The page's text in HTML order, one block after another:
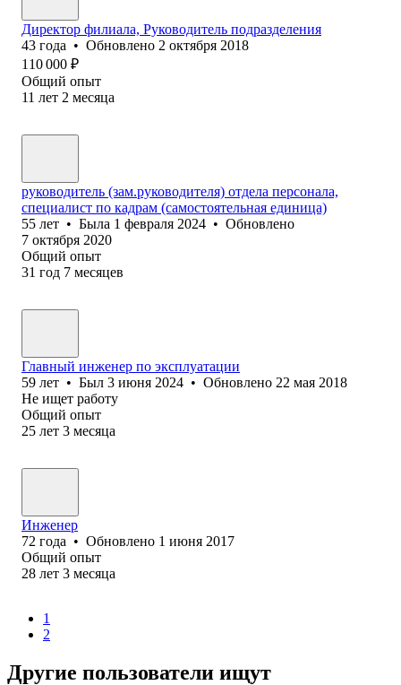
Директор филиала, Руководитель подразделения
43 года • Обновлено 2 октября 2018
110 000 ₽
Общий опыт
11 лет 2 месяца
руководитель (зам.руководителя) отдела персонала,
специалист по кадрам (самостоятельная единица)
55 лет • Была 1 февраля 2024 • Обновлено
7 октября 2020
Общий опыт
31 год 7 месяцев
Главный инженер по эксплуатации
59 лет • Был 3 июня 2024 • Обновлено 22 мая 2018
Не ищет работу
Общий опыт
25 лет 3 месяца
Инженер
72 года • Обновлено 1 июня 2017
Общий опыт
28 лет 3 месяца
1
2
Другие пользователи ищут